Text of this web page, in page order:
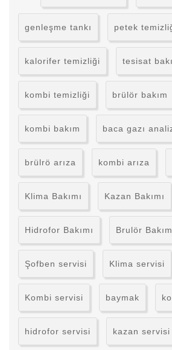
genleşme tankı petek
kalorifer temizliği tesisat
kombi temizliği brülör bakım
kombi bakım baca gazı
brülrö arıza kombi arıza
Klima Bakımı Kazan Bakımı
Hidrofor Bakımı Brulör
Şofben servisi Klima servisi
Kombi servisi baymak
hidrofor servisi kazan servisi